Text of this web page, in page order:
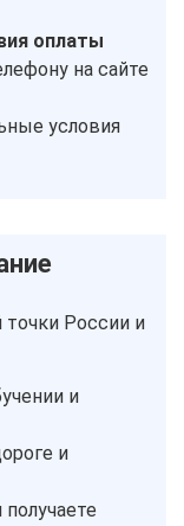
оплаты
на сайте
условия
России и
и
и